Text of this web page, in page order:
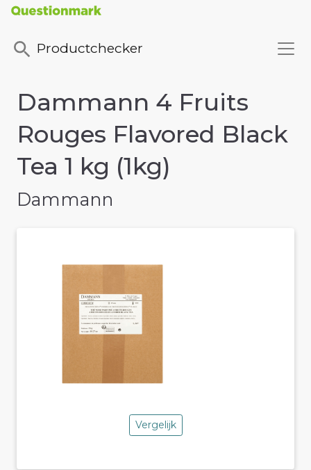
Productchecker
Dammann 4 Fruits
Rouges Flavored Black
Tea 1 kg (1kg)
Dammann
Vergelijk